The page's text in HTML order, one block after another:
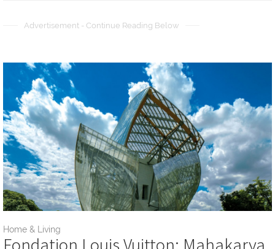
Advertisement - Continue Reading Below
Home & Living
Fondation Louis Vuitton: Mahakarya